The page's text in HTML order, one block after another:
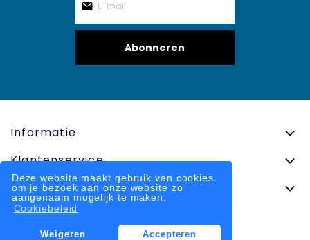
Deze website maakt gebruik van cookies
om je bezoek aan onze website zo
aangenaam mogelijk te maken.
Cookiebeleid
Weigeren Accepteren
Abonneren
Informatie
Klantenservice
Contactinformatie